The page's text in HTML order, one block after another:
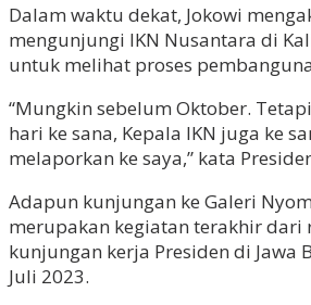
Dalam waktu dekat, Jokowi
mengunjungi IKN Nusantara di
untuk melihat proses
“Mungkin sebelum Oktober.
hari ke sana, Kepala IKN juga ke
melaporkan ke saya,” kata
Adapun kunjungan ke Galeri
merupakan kegiatan terakhir dari
kunjungan kerja Presiden di Jawa
Juli 2023.